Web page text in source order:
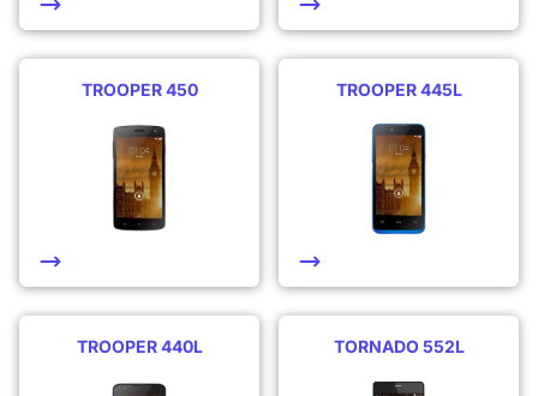
TROOPER 450 TROOPER 445L
TROOPER 440L TORNADO 552L